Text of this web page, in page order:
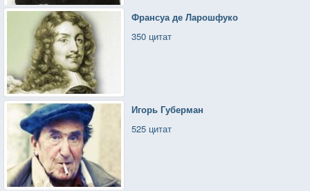
Франсуа де Ларошфуко
350 цитат
Игорь Губерман
525 цитат